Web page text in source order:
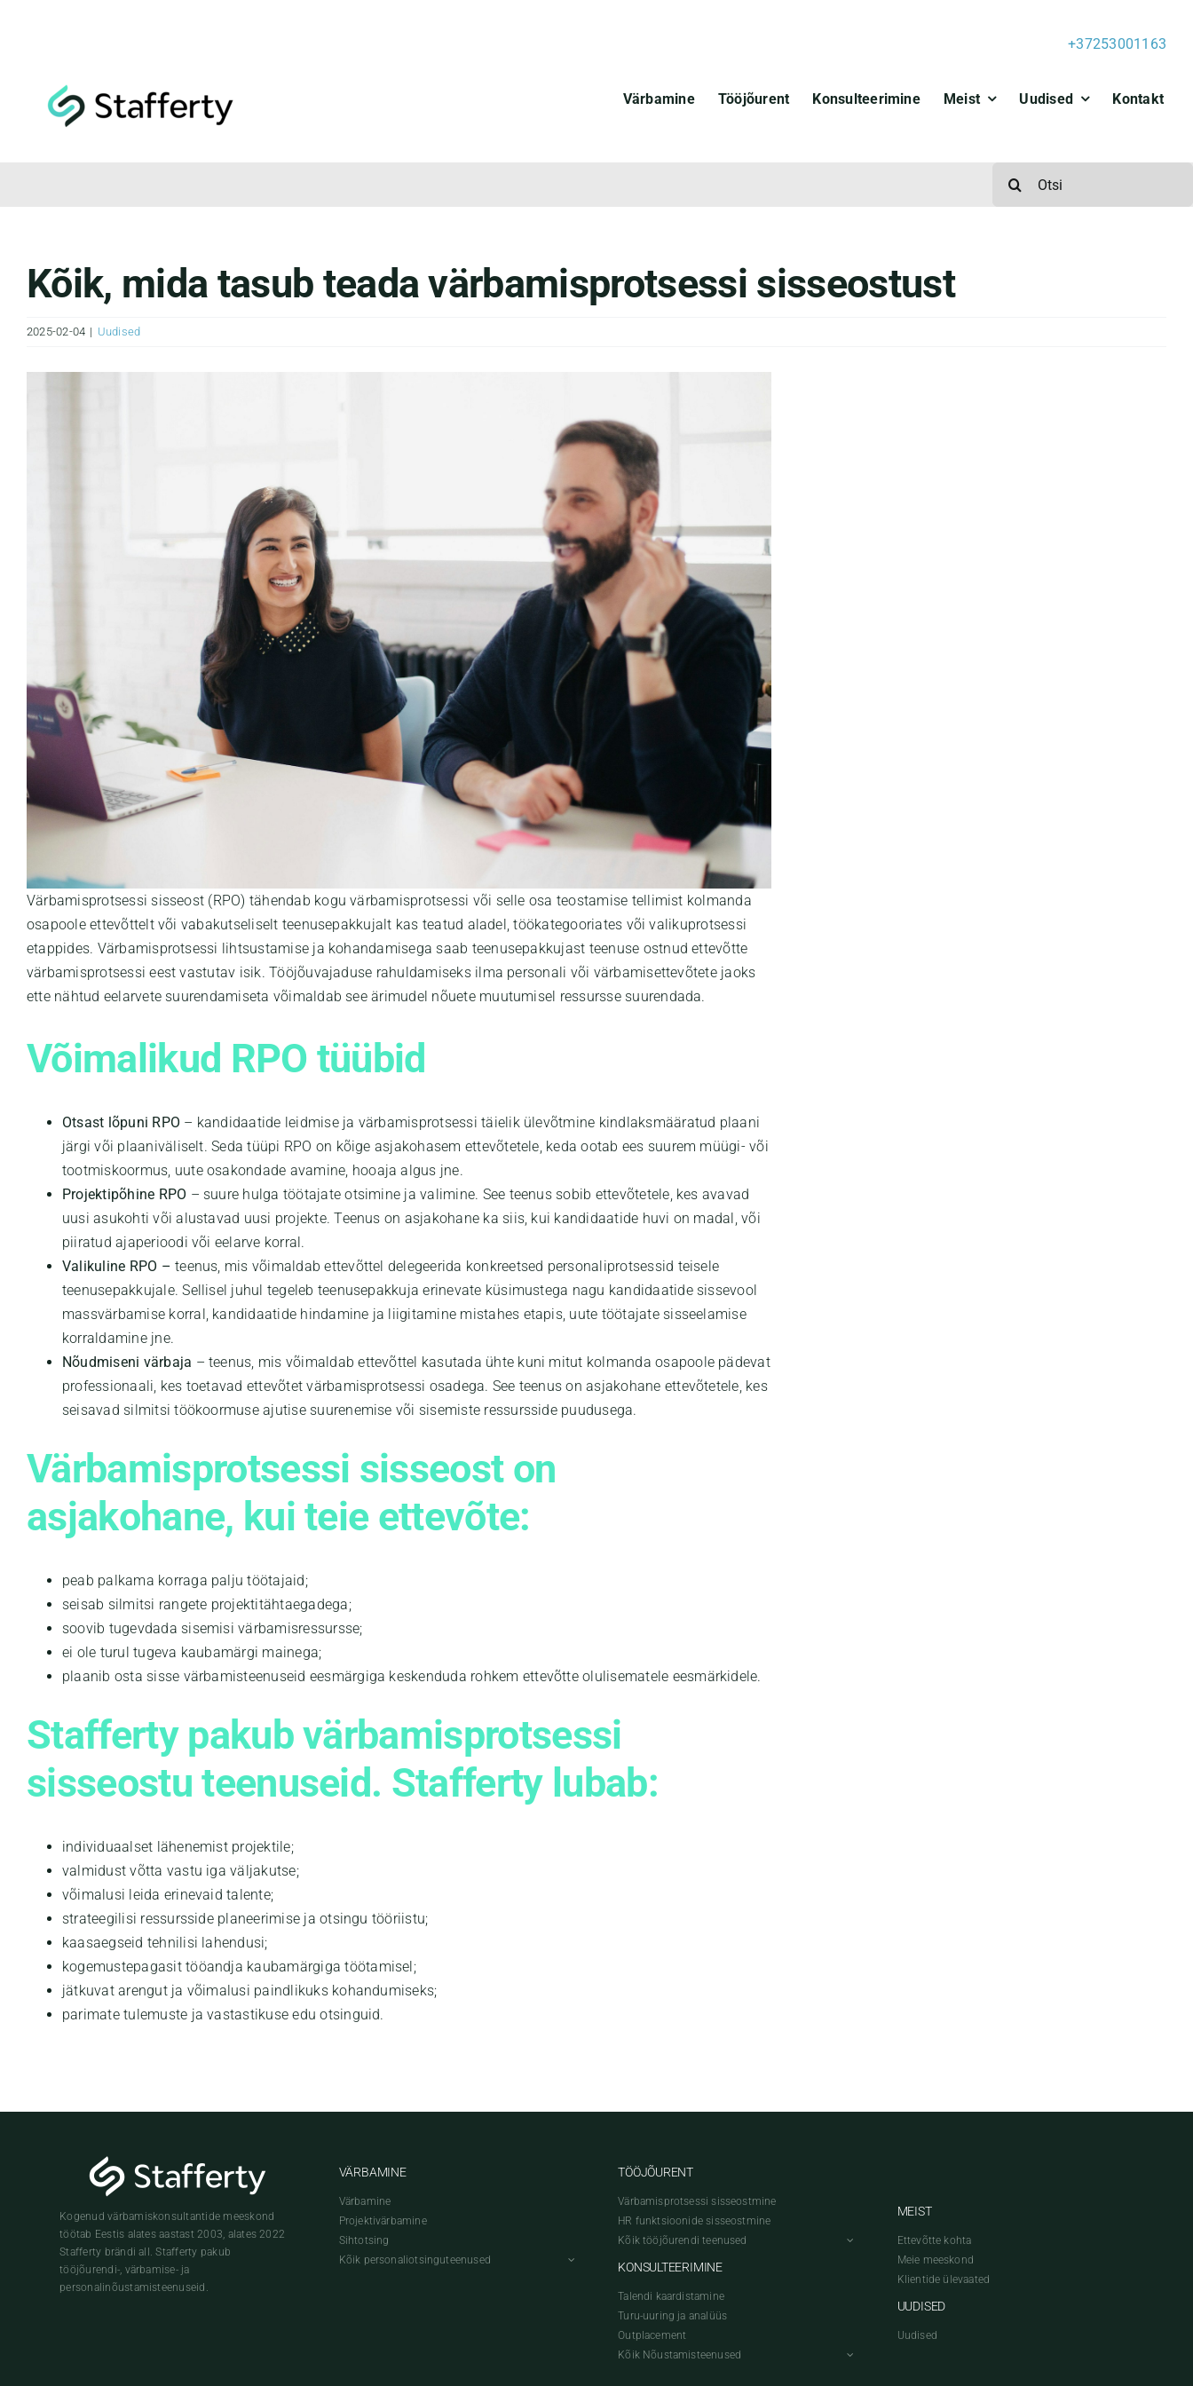
+37253001163
Värbamine Tööjõurent Konsulteerimine Meist Uudised Kontakt
Kõik, mida tasub teada värbamisprotsessi sisseostust
2025-02-04 | Uudised
Värbamisprotsessi sisseost (RPO) tähendab kogu värbamisprotsessi või selle osa teostamise tellimist kolmanda
osapoole ettevõttelt või vabakutseliselt teenusepakkujalt kas teatud aladel, töökategooriates või valikuprotsessi
etappides. Värbamisprotsessi lihtsustamise ja kohandamisega saab teenusepakkujast teenuse ostnud ettevõtte
värbamisprotsessi eest vastutav isik. Tööjõuvajaduse rahuldamiseks ilma personali või värbamisettevõtete jaoks
ette nähtud eelarvete suurendamiseta võimaldab see ärimudel nõuete muutumisel ressursse suurendada.
Võimalikud RPO tüübid
Otsast lõpuni RPO – kandidaatide leidmise ja värbamisprotsessi täielik ülevõtmine kindlaksmääratud plaani
järgi või plaaniväliselt. Seda tüüpi RPO on kõige asjakohasem ettevõtetele, keda ootab ees suurem müügi- või
tootmiskoormus, uute osakondade avamine, hooaja algus jne.
Projektipõhine RPO – suure hulga töötajate otsimine ja valimine. See teenus sobib ettevõtetele, kes avavad
uusi asukohti või alustavad uusi projekte. Teenus on asjakohane ka siis, kui kandidaatide huvi on madal, või
piiratud ajaperioodi või eelarve korral.
Valikuline RPO – teenus, mis võimaldab ettevõttel delegeerida konkreetsed personaliprotsessid teisele
teenusepakkujale. Sellisel juhul tegeleb teenusepakkuja erinevate küsimustega nagu kandidaatide sissevool
massvärbamise korral, kandidaatide hindamine ja liigitamine mistahes etapis, uute töötajate sisseelamise
korraldamine jne.
Nõudmiseni värbaja – teenus, mis võimaldab ettevõttel kasutada ühte kuni mitut kolmanda osapoole pädevat
professionaali, kes toetavad ettevõtet värbamisprotsessi osadega. See teenus on asjakohane ettevõtetele, kes
seisavad silmitsi töökoormuse ajutise suurenemise või sisemiste ressursside puudusega.
Värbamisprotsessi sisseost on
asjakohane, kui teie ettevõte:
peab palkama korraga palju töötajaid;
seisab silmitsi rangete projektitähtaegadega;
soovib tugevdada sisemisi värbamisressursse;
ei ole turul tugeva kaubamärgi mainega;
plaanib osta sisse värbamisteenuseid eesmärgiga keskenduda rohkem ettevõtte olulisematele eesmärkidele.
Stafferty pakub värbamisprotsessi
sisseostu teenuseid. Stafferty lubab:
individuaalset lähenemist projektile;
valmidust võtta vastu iga väljakutse;
võimalusi leida erinevaid talente;
strateegilisi ressursside planeerimise ja otsingu tööriistu;
kaasaegseid tehnilisi lahendusi;
kogemustepagasit tööandja kaubamärgiga töötamisel;
jätkuvat arengut ja võimalusi paindlikuks kohandumiseks;
parimate tulemuste ja vastastikuse edu otsinguid.
Kogenud värbamiskonsultantide meeskond
töötab Eestis alates aastast 2003, alates 2022
Stafferty brändi all. Stafferty pakub
tööjõurendi-, värbamise- ja
personalinõustamisteenuseid.
VÄRBAMINE
Värbamine
Projektivärbamine
Sihtotsing
Kõik personaliotsinguteenused
TÖÖJÕURENT
Värbamisprotsessi sisseostmine
HR funktsioonide sisseostmine
Kõik tööjõurendi teenused
KONSULTEERIMINE
Talendi kaardistamine
Turu-uuring ja analüüs
Outplacement
Kõik Nõustamisteenused
MEIST
Ettevõtte kohta
Meie meeskond
Klientide ülevaated
UUDISED
Uudised